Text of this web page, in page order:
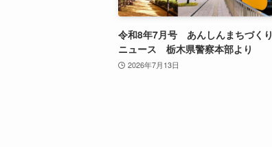
令和8年7月号 あんしんまちづくり
ニュース 栃木県警察本部より
2026年7月13日